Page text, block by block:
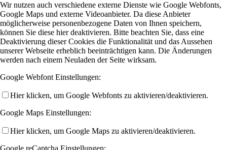
Wir nutzen auch verschiedene externe Dienste wie Google Webfonts,
Google Maps und externe Videoanbieter. Da diese Anbieter
möglicherweise personenbezogene Daten von Ihnen speichern,
können Sie diese hier deaktivieren. Bitte beachten Sie, dass eine
Deaktivierung dieser Cookies die Funktionalität und das Aussehen
unserer Webseite erheblich beeinträchtigen kann. Die Änderungen
werden nach einem Neuladen der Seite wirksam.
Google Webfont Einstellungen:
Hier klicken, um Google Webfonts zu aktivieren/deaktivieren.
Google Maps Einstellungen:
Hier klicken, um Google Maps zu aktivieren/deaktivieren.